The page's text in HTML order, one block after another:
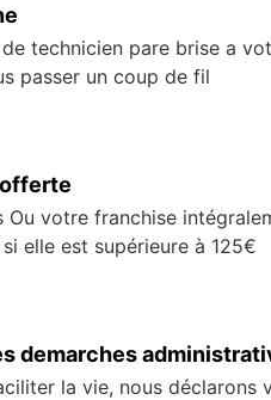
technicien pare brise a
passer un coup de fil
votre franchise
elle est supérieure à 125€
demarches
la vie, nous déclarons